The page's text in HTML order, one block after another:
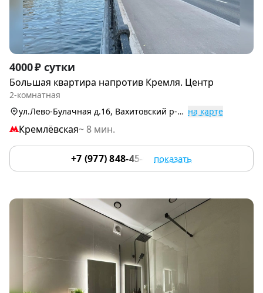
Item
1
of
4000 ₽ сутки
Большая квартира напротив Кремля. Центр
2-комнатная
ул.Лево-Булачная д.16, Вахитовский р-н (Центр) на карте
Кремлёвская~ 8 мин.
+7 (977) 848-45-00 показать